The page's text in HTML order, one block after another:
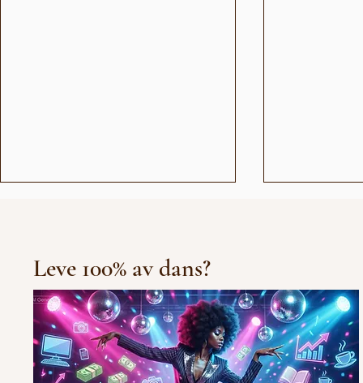
Fresh new set choreo
10/10/10
Leve 100% av dans?